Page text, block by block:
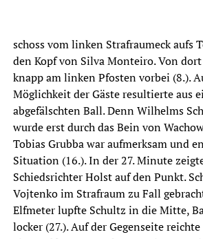
schoss vom linken Strafraumeck aufs
den Kopf von Silva Monteiro. Von
knapp am linken Pfosten vorbei (8.).
Möglichkeit der Gäste resultierte aus
abgefälschten Ball. Denn Wilhelms
wurde erst durch das Bein von
Tobias Grubba war aufmerksam und
Situation (16.). In der 27. Minute
Schiedsrichter Holst auf den Punkt.
Vojtenko im Strafraum zu Fall
Elfmeter lupfte Schultz in die Mitte,
locker (27.). Auf der Gegenseite